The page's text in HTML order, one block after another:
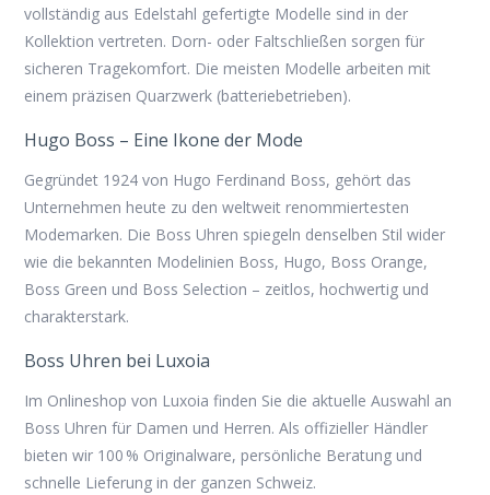
vollständig aus Edelstahl gefertigte Modelle sind in der
Kollektion vertreten. Dorn- oder Faltschließen sorgen für
sicheren Tragekomfort. Die meisten Modelle arbeiten mit
einem präzisen Quarzwerk (batteriebetrieben).
Hugo Boss – Eine Ikone der Mode
Gegründet 1924 von Hugo Ferdinand Boss, gehört das
Unternehmen heute zu den weltweit renommiertesten
Modemarken. Die Boss Uhren spiegeln denselben Stil wider
wie die bekannten Modelinien Boss, Hugo, Boss Orange,
Boss Green und Boss Selection – zeitlos, hochwertig und
charakterstark.
Boss Uhren bei Luxoia
Im Onlineshop von Luxoia finden Sie die aktuelle Auswahl an
Boss Uhren für Damen und Herren. Als offizieller Händler
bieten wir 100 % Originalware, persönliche Beratung und
schnelle Lieferung in der ganzen Schweiz.